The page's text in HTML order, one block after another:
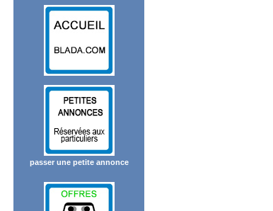
passer une petite annonce